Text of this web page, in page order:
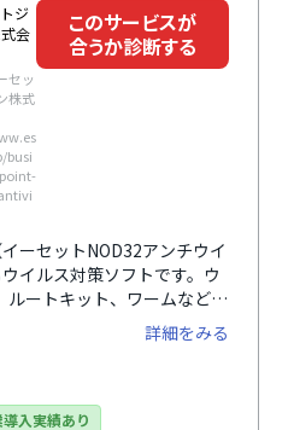
ジ
会
セッ
株式
busi
このサービスが
合うか診断する
ーセットNOD32アンチウイ
イルス対策ソフトです。ウ
ルートキット、ワームなど、
詳細をみる
導入実績あり